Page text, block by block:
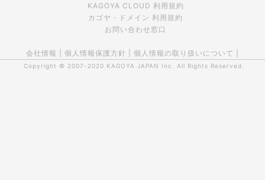
KAGOYA CLOUD 利用規約
カゴヤ・ドメイン 利用規約
お問い合わせ窓口
会社情報 個人情報保護方針 個人情報の取り扱いについて
Copyright © 2007-2020 KAGOYA JAPAN Inc. All Rights Reserved.